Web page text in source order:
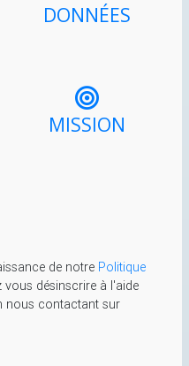
DONNÉES
MISSION
de notre Politique
vous désinscrire à l'aide
nous contactant sur